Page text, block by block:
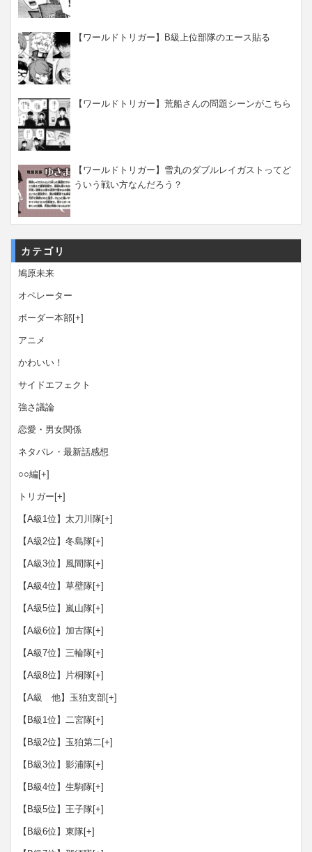
【ワールドトリガー】B級上位部隊のエース貼る
【ワールドトリガー】荒船さんの問題シーンがこちら
【ワールドトリガー】雪丸のダブルレイガストってど
ういう戦い方なんだろう？
カテゴリ
鳩原未来
オペレーター
ボーダー本部[+]
アニメ
かわいい！
サイドエフェクト
強さ議論
恋愛・男女関係
ネタバレ・最新話感想
○○編[+]
トリガー [+]
【A級1位】太刀川隊[+]
【A級2位】冬島隊[+]
【A級3位】風間隊[+]
【A級4位】草壁隊[+]
【A級5位】嵐山隊[+]
【A級6位】加古隊[+]
【A級7位】三輪隊[+]
【A級8位】片桐隊[+]
【A級 他】玉狛支部[+]
【B級1位】二宮隊[+]
【B級2位】玉狛第二[+]
【B級3位】影浦隊[+]
【B級4位】生駒隊[+]
【B級5位】王子隊[+]
【B級6位】東隊[+]